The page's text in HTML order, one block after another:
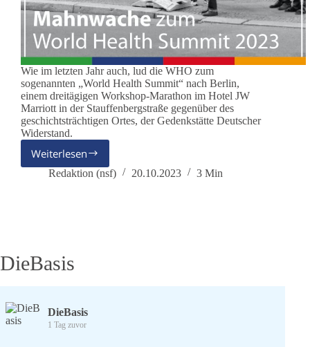
Wie im letzten Jahr auch, lud die WHO zum
sogenannten „World Health Summit“ nach Berlin,
einem dreitägigen Workshop-Marathon im Hotel JW
Marriott in der Stauffenbergstraße gegenüber des
geschichtsträchtigen Ortes, der Gedenkstätte Deutscher
Widerstand.
Weiterlesen
Unter
dem
Summit
2023
Redaktion (nsf) 20.10.2023 3 Min
DieBasis
DieBasis
1 Tag zuvor